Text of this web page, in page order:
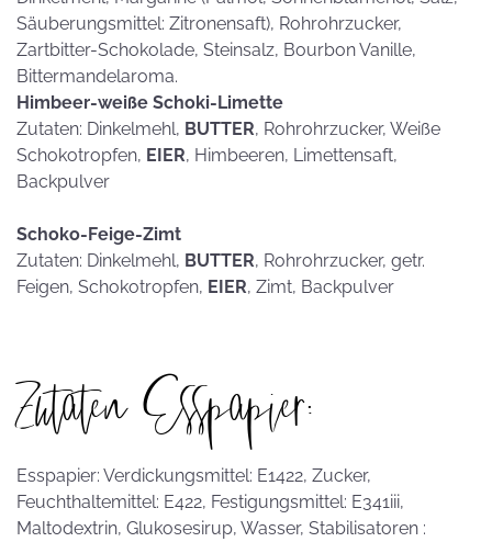
Säuberungsmittel: Zitronensaft), Rohrohrzucker,
Zartbitter-Schokolade, Steinsalz, Bourbon Vanille,
Bittermandelaroma.
Himbeer-weiße Schoki-Limette
Zutaten: Dinkelmehl, BUTTER, Rohrohrzucker, Weiße
Schokotropfen, EIER, Himbeeren, Limettensaft,
Backpulver
Schoko-Feige-Zimt
Zutaten: Dinkelmehl, BUTTER, Rohrohrzucker, getr.
Feigen, Schokotropfen, EIER, Zimt, Backpulver
Zutaten Esspapier:
Esspapier: Verdickungsmittel: E1422, Zucker,
Feuchthaltemittel: E422, Festigungsmittel: E341iii,
Maltodextrin, Glukosesirup, Wasser, Stabilisatoren :